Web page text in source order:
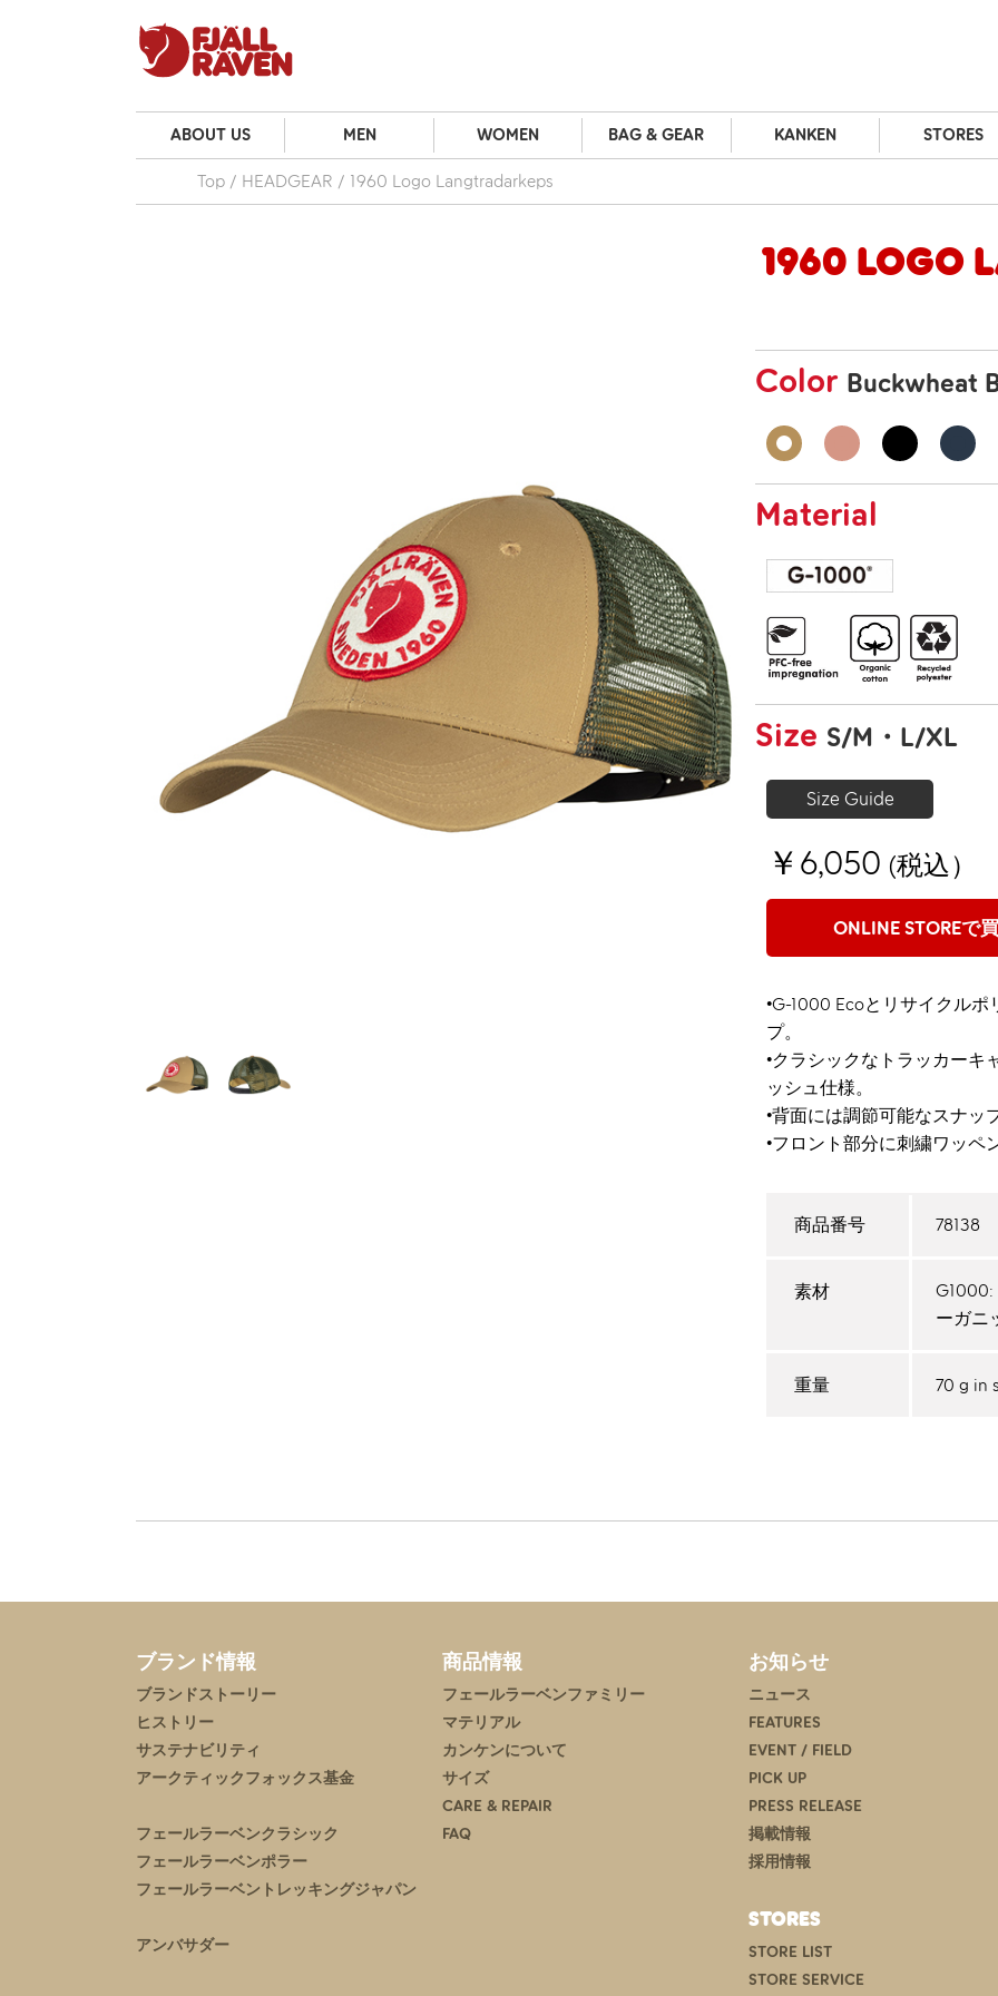
ABOUT US MEN WOMEN BAG & GEAR KANKEN STORES
Top HEADGEAR 1960 Logo Langtradarkeps
1960 Logo
Color Buckwheat
Material
Size S/M L/XL
Size Guide
￥6,050 (税込）
ONLINE STOREで
•G-1000 Ecoとリサイクル
プ。
•クラシックなトラッカーキ
ッシュ仕様。
•背面には調節可能なスナッ
•フロント部分に刺繍ワッペ
商品番号 78138
素材
G1000:
ーガニ
重量 70 g in
ブランド情報
ブランドストーリー
ヒストリー
サステナビリティ
アークティックフォックス基金
フェールラーベンクラシック
フェールラーベンポラー
フェールラーベントレッキングジャパン
アンバサダー
商品情報
フェールラーベンファミリー
マテリアル
カンケンについて
サイズ
CARE & REPAIR
FAQ
お知らせ
ニュース
FEATURES
EVENT / FIELD
PICK UP
PRESS RELEASE
掲載情報
採用情報
STORES
STORE LIST
STORE SERVICE